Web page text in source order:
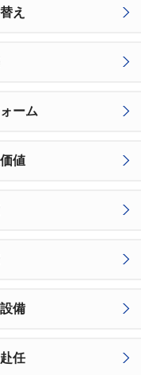
え
ーム
値
備
任